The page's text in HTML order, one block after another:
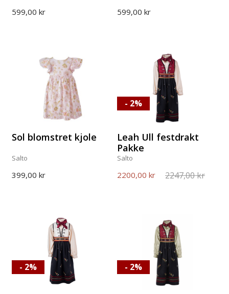
599,00 kr 599,00 kr
Sol blomstret kjole
Salto
399,00 kr
Leah Ull festdrakt
Pakke
Salto
2200,00 kr 2247,00 kr
- 2%
- 2% - 2%